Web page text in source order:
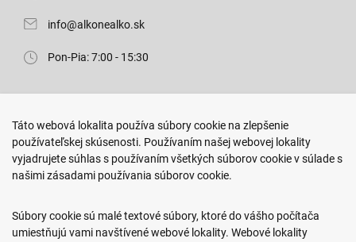
info@alkonealko.sk
Pon-Pia: 7:00 - 15:30
Arm. gen. Svobodu 23/A
080 01 Prešov
0917 466 578
sekcovpredajna@doroka.sk
Táto webová lokalita používa súbory cookie na zlepšenie
používateľskej skúsenosti. Používaním našej webovej lokality
vyjadrujete súhlas s používaním všetkých súborov cookie v súlade s
našimi zásadami používania súborov cookie.
Súbory cookie sú malé textové súbory, ktoré do vášho počítača
umiestňujú vami navštívené webové lokality. Webové lokality